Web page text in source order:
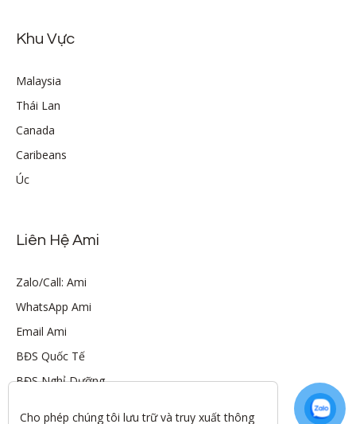
Khu Vực
Malaysia
Thái Lan
Canada
Caribeans
Úc
Liên Hệ Ami
Zalo/Call: Ami
WhatsApp Ami
Email Ami
BĐS Quốc Tế
BĐS Nghỉ Dưỡng
Cho phép chúng tôi lưu trữ và truy xuất thông